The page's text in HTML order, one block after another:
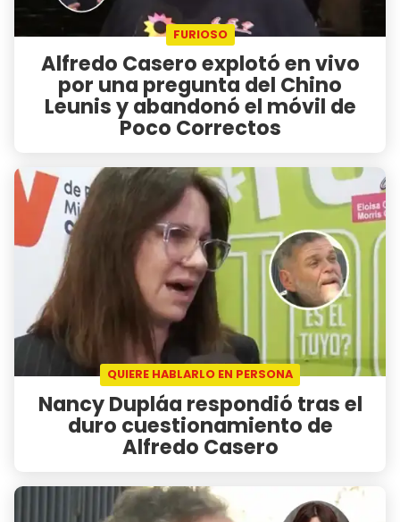
FURIOSO
Alfredo Casero explotó en vivo
por una pregunta del Chino
Leunis y abandonó el móvil de
Poco Correctos
QUIERE HABLARLO EN PERSONA
Nancy Dupláa respondió tras el
duro cuestionamiento de
Alfredo Casero